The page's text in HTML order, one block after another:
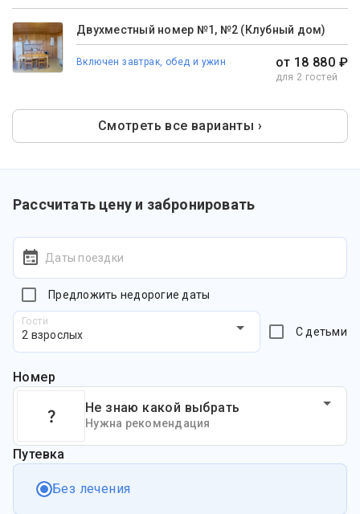
Двухместный номер №1, №2 (Клубный дом)
Включен завтрак, обед и ужин от 18 880 ₽
для 2 гостей
Смотреть все варианты ›
Рассчитать цену и забронировать
Даты поездки
Предложить недорогие даты
Гости
2 взрослых С детьми
Номер
Не знаю какой выбрать
Нужна рекомендация
Путевка
Без лечения